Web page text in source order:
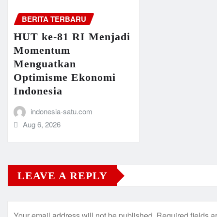
BERITA TERBARU
HUT ke-81 RI Menjadi
Momentum
Menguatkan
Optimisme Ekonomi
Indonesia
indonesia-satu.com
Aug 6, 2026
LEAVE A REPLY